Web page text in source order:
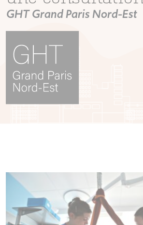
GHT Grand Paris Nord-Est